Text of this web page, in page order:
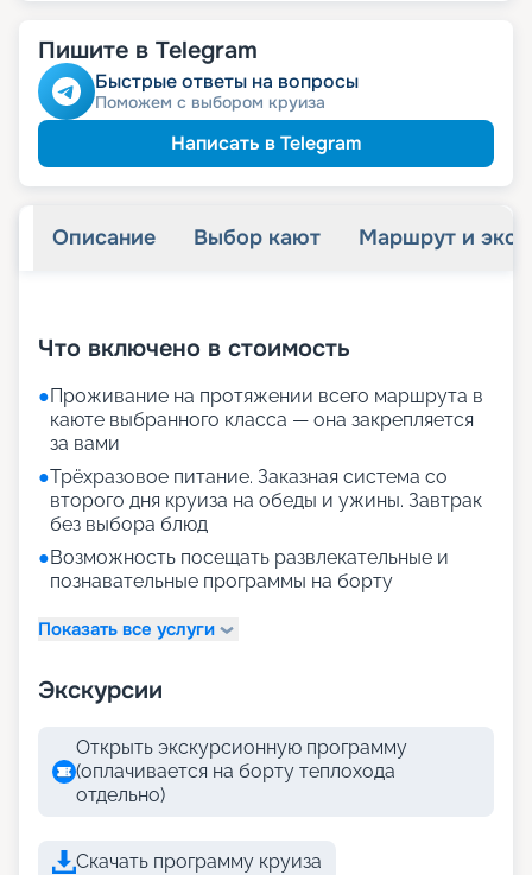
Пишите в Telegram
Быстрые ответы на вопросы
Поможем с выбором круиза
Написать в Telegram
Описание Выбор кают Маршрут и
Что включено в стоимость
●Проживание на протяжении всего маршрута в
каюте выбранного класса — она закрепляется
за вами
●Трёхразовое питание. Заказная система со
второго дня круиза на обеды и ужины. Завтрак
без выбора блюд
●Возможность посещать развлекательные и
познавательные программы на борту
Показать все услуги
Экскурсии
Открыть экскурсионную программу
(оплачивается на борту теплохода
отдельно)
Скачать программу круиза